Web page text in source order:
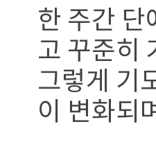
한 주간 단
고 꾸준히
그렇게 기
이 변화되